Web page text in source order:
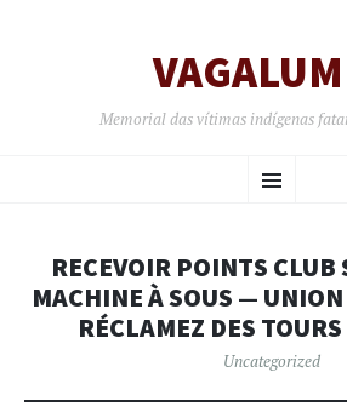
Memorial das vítimas indígenas
Menu
PARA
RECEVOIR POINTS CLUB
MACHINE À SOUS —
RÉCLAMEZ DES
Uncategorized